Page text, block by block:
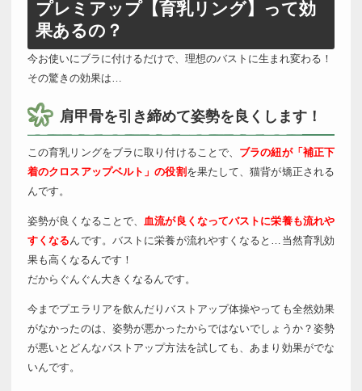
プレミアップ【育乳リング】って効
果あるの？
今お使いにブラに付けるだけで、理想のバストに生まれ変わる！
その驚きの効果は…
肩甲骨を引き締めて姿勢を良くします！
この育乳リングをブラに取り付けることで、 ブラの紐が「補正下
着のクロスアップベルト」の役割 を果たして、猫背が矯正される
んです。
姿勢が良くなることで、血流が良くなってバストに栄養も流れや
すくなるんです。バストに栄養が流れやすくなると…当然育乳効
果も高くなるんです！
だからぐんぐん大きくなるんです。
今までプエラリアを飲んだりバストアップ体操やっても全然効果
がなかったのは、姿勢が悪かったからではないでしょうか？姿勢
が悪いとどんなバストアップ方法を試しても、あまり効果がでな
いんです。